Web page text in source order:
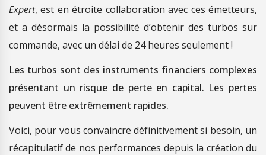
Expert, est en étroite collaboration avec ces émetteurs,
et a désormais la possibilité d’obtenir des turbos sur
commande, avec un délai de 24 heures seulement !
Les turbos sont des instruments financiers complexes
présentant un risque de perte en capital. Les pertes
peuvent être extrêmement rapides.
Voici, pour vous convaincre définitivement si besoin, un
récapitulatif de nos performances depuis la création du